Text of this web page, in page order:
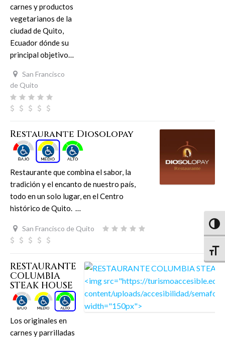
carnes y productos
vegetarianos de la
ciudad de Quito,
Ecuador dónde su
principal objetivo…
San Francisco
de Quito
Restaurante Diosolopay
Restaurante que combina el sabor, la
tradición y el encanto de nuestro país,
todo en un solo lugar, en el Centro
histórico de Quito. …
San Francisco de Quito
RESTAURANTE
COLUMBIA
STEAK HOUSE
Los originales en
carnes y parrilladas